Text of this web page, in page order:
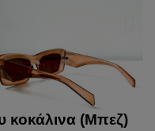
κοκάλινα (Μπεζ)